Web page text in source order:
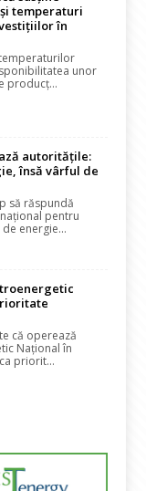
temperaturi
în
unor
producț...
autoritățile:
însă vârful de
să răspundă
pentru
energie...
că operează
Național în
priorit...